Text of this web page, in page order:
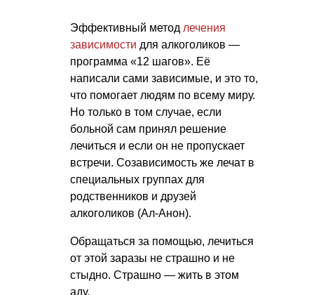
Эффективный метод лечения
зависимости для алкоголиков —
программа «12 шагов». Её
написали сами зависимые, и это то,
что помогает людям по всему миру.
Но только в том случае, если
больной сам принял решение
лечиться и если он не пропускает
встречи. Созависимость же лечат в
специальных группах для
родственников и друзей
алкоголиков (Ал-Анон).
Обращаться за помощью, лечиться
от этой заразы не страшно и не
стыдно. Страшно — жить в этом
аду.